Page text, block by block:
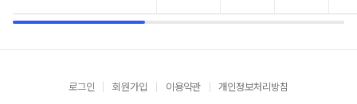
로그인 회원가입 이용약관 개인정보처리방침